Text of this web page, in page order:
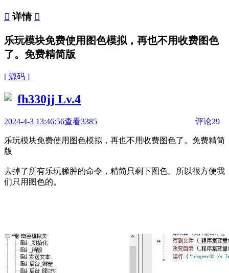
 详情 
乐玩模块免费使用图色模拟，再也不用收费图色
了。免费精简版
[ 源码 ]
fh330jj Lv.4
2024-4-3 13:46:56查看3385 评论29
乐玩模块免费使用图色模拟，再也不用收费图色了。免费精简
版
去掉了所有乐玩臃肿的命令，精简只剩下图色。所以很方便我
们只用图色的。